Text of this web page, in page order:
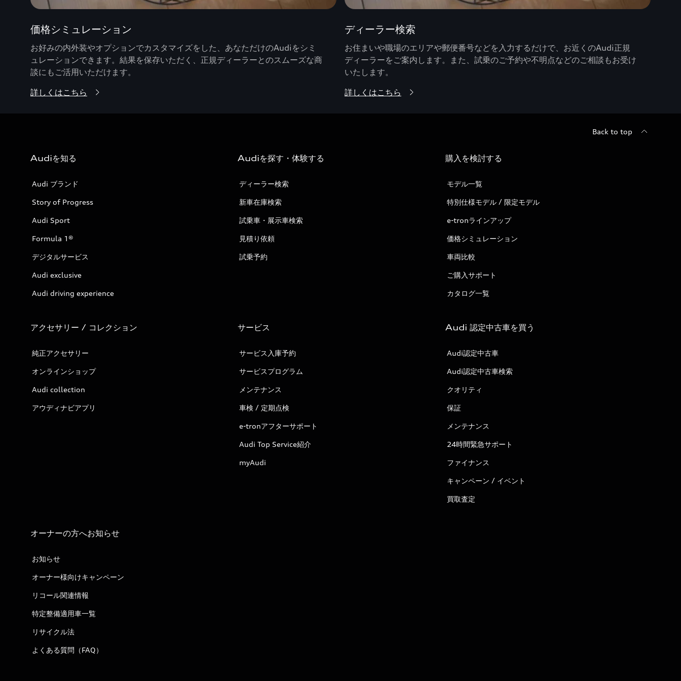
価格シミュレーション
お好みの内外装やオプションでカスタマイズをした、あなただけのAudiをシミ
ュレーションできます。結果を保存いただく、正規ディーラーとのスムーズな商
談にもご活用いただけます。
詳しくはこちら
ディーラー検索
お住まいや職場のエリアや郵便番号などを入力するだけで、お近くのAudi正規
ディーラーをご案内します。また、試乗のご予約や不明点などのご相談もお受け
いたします。
詳しくはこちら
Back to top
Audiを知る
Audi ブランド
Story of Progress
Audi Sport
Formula 1®
デジタルサービス
Audi exclusive
Audi driving experience
Audiを探す・体験する
ディーラー検索
新車在庫検索
試乗車・展示車検索
見積り依頼
試乗予約
購入を検討する
モデル一覧
特別仕様モデル / 限定モデル
e-tronラインアップ
価格シミュレーション
車両比較
ご購入サポート
カタログ一覧
アクセサリー / コレクション
純正アクセサリー
オンラインショップ
Audi collection
アウディナビアプリ
サービス
サービス入庫予約
サービスプログラム
メンテナンス
車検 / 定期点検
e-tronアフターサポート
Audi Top Service紹介
myAudi
Audi 認定中古車を買う
Audi認定中古車
Audi認定中古車検索
クオリティ
保証
メンテナンス
24時間緊急サポート
ファイナンス
キャンペーン / イベント
買取査定
オーナーの方へお知らせ
お知らせ
オーナー様向けキャンペーン
リコール関連情報
特定整備適用車一覧
リサイクル法
よくある質問（FAQ）